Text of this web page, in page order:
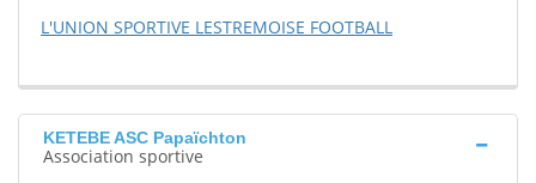
L'UNION SPORTIVE LESTREMOISE FOOTBALL
KETEBE ASC Papaïchton
Association sportive